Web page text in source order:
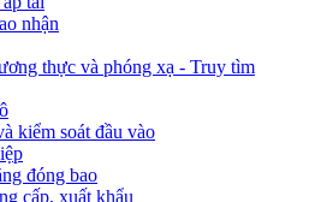
nhận
thực và phóng xạ - Truy tìm
kiểm soát đầu vào
đóng bao
cấp, xuất khẩu